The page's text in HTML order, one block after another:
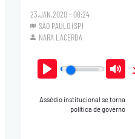
23.JAN.2020 - 08:24
SÃO PAULO (SP)
NARA LACERDA
Play Mute
Assédio institucional se torna
política de governo